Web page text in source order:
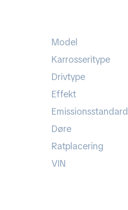
Model
Karrosseritype
Drivtype
Effekt
Emissionsstandard
Døre
Ratplacering
VIN